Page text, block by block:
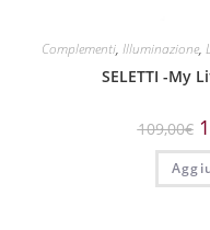
Complementi, Illuminazione,
SELETTI -My
109,00€